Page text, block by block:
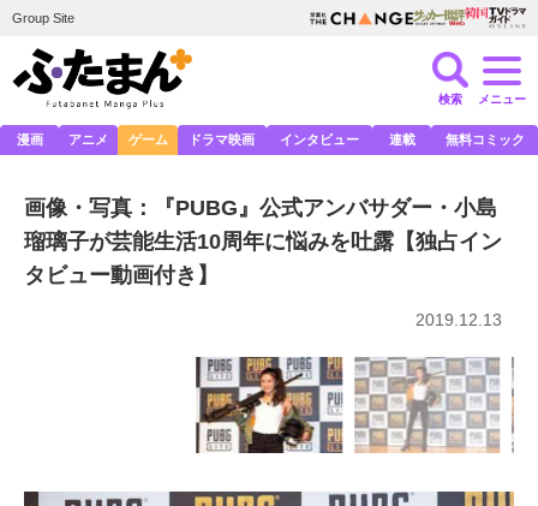
Group Site
検索 メニュー
漫画 アニメ ゲーム ドラマ映画 インタビュー 連載 無料コミック
画像・写真：『PUBG』公式アンバサダー・小島
瑠璃子が芸能生活10周年に悩みを吐露【独占イン
タビュー動画付き】
2019.12.13